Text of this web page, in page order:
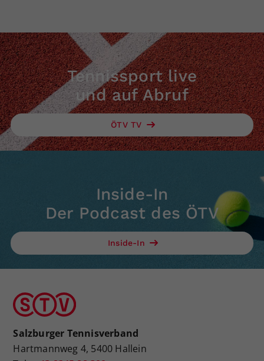
Tennissport live
und auf Abruf
ÖTV TV
Inside-In
Der Podcast des ÖTV
Inside-In
Salzburger Tennisverband
Hartmannweg 4, 5400 Hallein